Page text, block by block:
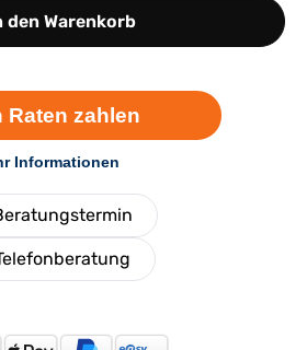
den Warenkorb